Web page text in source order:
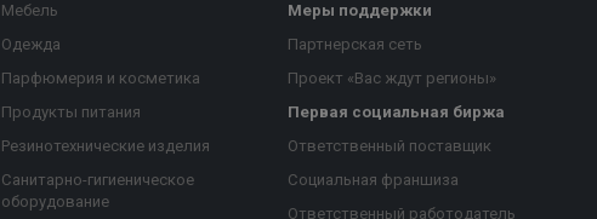
Мебель
Одежда
Парфюмерия и косметика
Продукты питания
Резинотехнические изделия
Санитарно-гигиеническое
оборудование
Меры поддержки
Партнерская сеть
Проект «Вас ждут регионы»
Первая социальная биржа
Ответственный поставщик
Социальная франшиза
Ответственный работодатель